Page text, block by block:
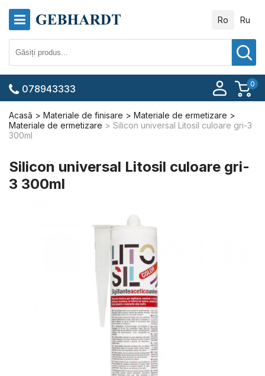
Ro Ru
0
078943333
Acasă Materiale de finisare
Materiale de ermetizare
Materiale de ermetizare
Silicon universal Litosil culoare gri-3
300ml
Silicon universal Litosil culoare gri-
3 300ml